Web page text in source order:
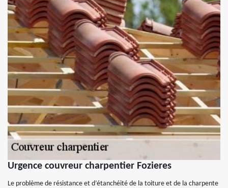
Urgence couvreur charpentier Fozieres
Le problème de résistance et d’étanchéité de la toiture et de la charpente